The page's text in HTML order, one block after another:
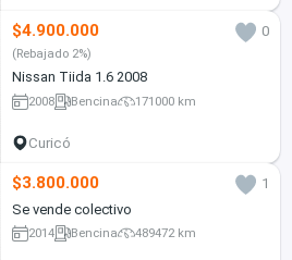
$4.900.000 0
(Rebajado 2%)
Nissan Tiida 1.6 2008
2008 Bencina 171000 km
Curicó
$3.800.000
1
Se vende colectivo
2014 Bencina 489472 km